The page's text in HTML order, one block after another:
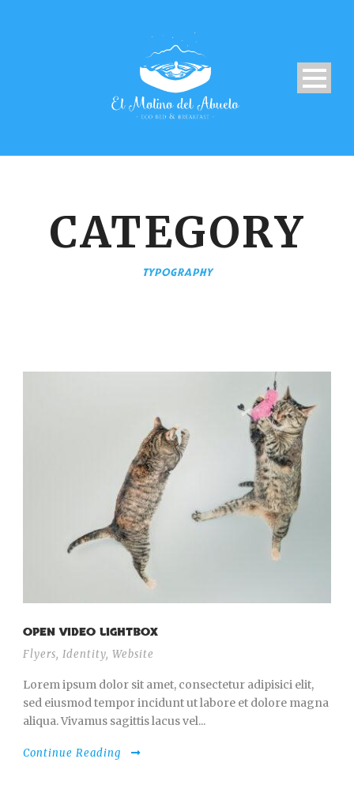
CATEGORY
TYPOGRAPHY
OPEN VIDEO LIGHTBOX
Flyers, Identity, Website
Lorem ipsum dolor sit amet, consectetur adipisici elit,
sed eiusmod tempor incidunt ut labore et dolore magna
aliqua. Vivamus sagittis lacus vel...
Continue Reading